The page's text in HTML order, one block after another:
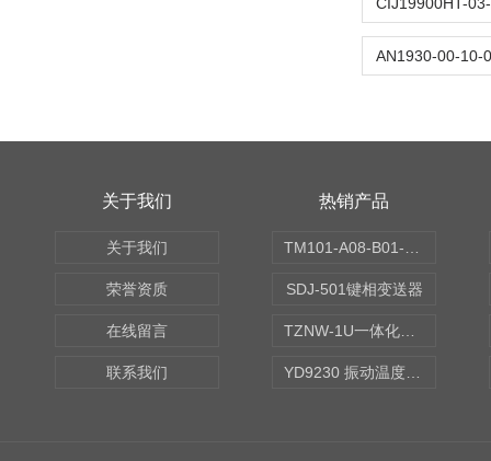
关于我们
关于我们
荣誉资质
在线留言
联系我们
热销产品
SDJ-501键相变送器